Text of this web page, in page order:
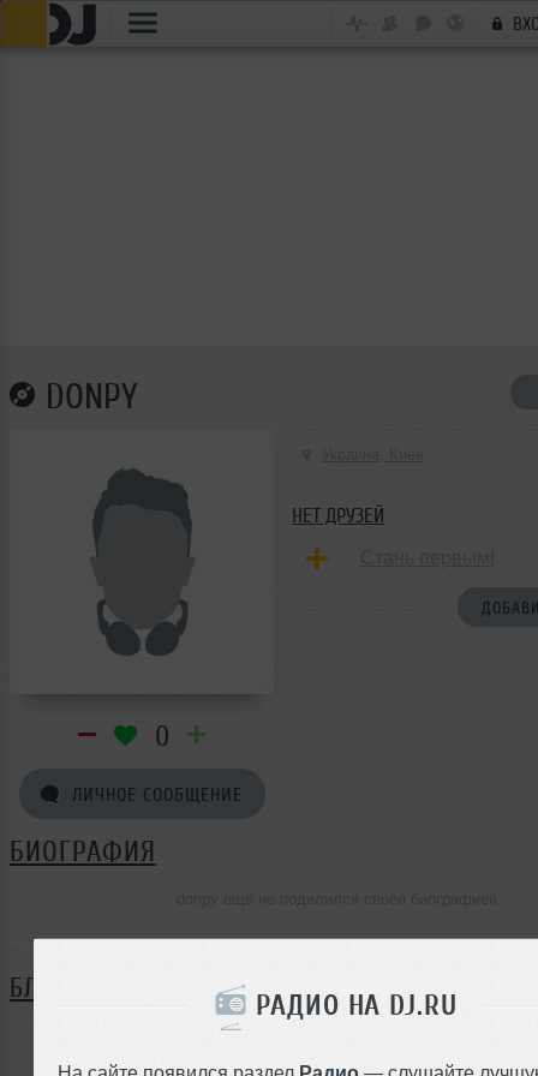
РАДИО НА DJ.RU
На сайте появился раздел Радио — слушайте
DONPY
0
ЛИЧНОЕ СООБЩЕНИЕ
НЕТ ДРУЗЕЙ
БИОГРАФИЯ
БЛОГ